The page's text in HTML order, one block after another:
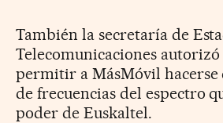
También la secretaría de
Telecomunicaciones
permitir a MásMóvil hacerse
de frecuencias del espectro
poder de Euskaltel.